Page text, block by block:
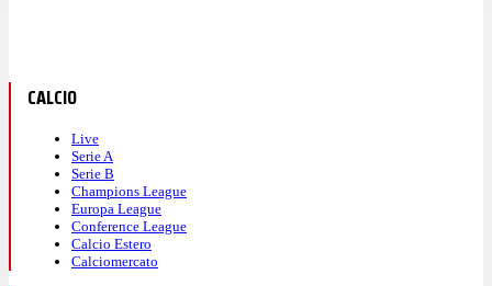
CALCIO
Live
Serie A
Serie B
Champions League
Europa League
Conference League
Calcio Estero
Calciomercato